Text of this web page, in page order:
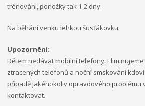
trénování, ponožky tak 1-2 dny.
Na běhání venku lehkou šusťákovku.
Upozornění:
Dětem nedávat mobilní telefony.
ztracených telefonů a noční smskování kdoví
případě jakéhokoliv opravdového problému
kontaktovat.